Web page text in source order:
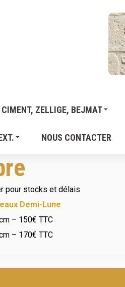
CIMENT, ZELLIGE, BEJMAT
NOUS CONTACTER
pour stocks et délais
Demi-Lune
– 150€ TTC
– 170€ TTC